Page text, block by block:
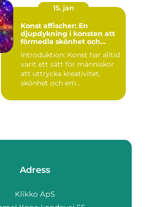
15. jan
Konst affischer: En
djupdykning i konsten att
förmedla skönhet och
Introduktion: Konst har alltid
varit ett sätt för människor
att uttrycka kreativitet,
skönhet och em...
Adress